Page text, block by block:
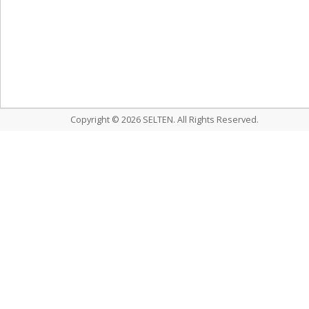
Copyright © 2026 SELTEN. All Rights Reserved.